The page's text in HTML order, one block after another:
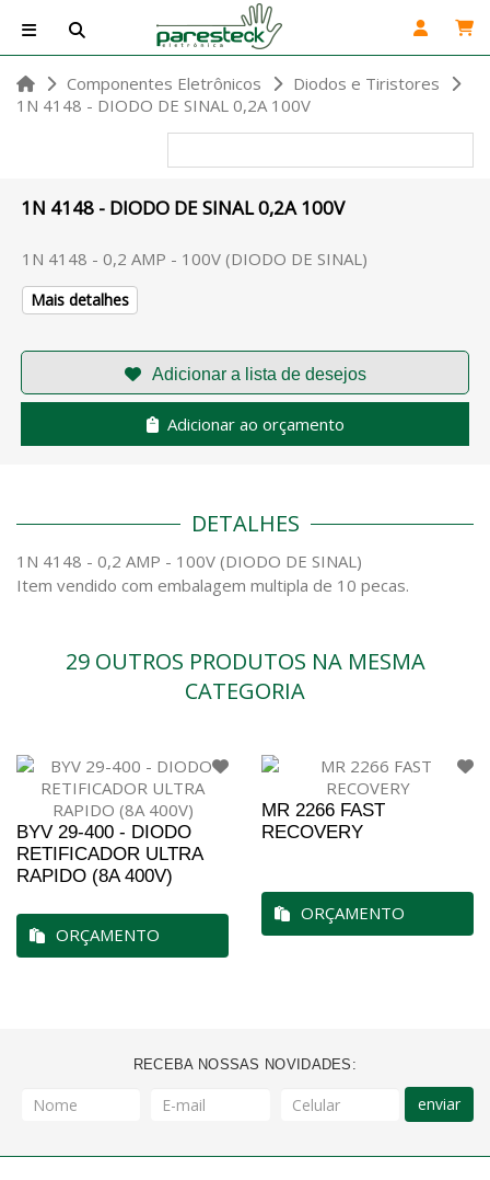
Componentes Eletrônicos
Diodos e Tiristores
1N 4148 - DIODO DE SINAL 0,2A 100V
1N 4148 - DIODO DE SINAL 0,2A 100V
1N 4148 - 0,2 AMP - 100V (DIODO DE SINAL)
Mais detalhes
Adicionar ao orçamento
DETALHES
1N 4148 - 0,2 AMP - 100V (DIODO DE SINAL)
Item vendido com embalagem multipla de 10 pecas.
29 OUTROS PRODUTOS NA MESMA
CATEGORIA
BYV 29-400 - DIODO
RETIFICADOR ULTRA
RAPIDO (8A 400V)
ORÇAMENTO
MR 2266 FAST
RECOVERY
ORÇAMENTO
RECEBA NOSSAS NOVIDADES:
enviar